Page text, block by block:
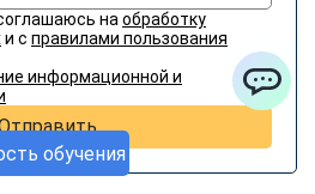
обучения
на обработку
и с правилами пользования
информационной и